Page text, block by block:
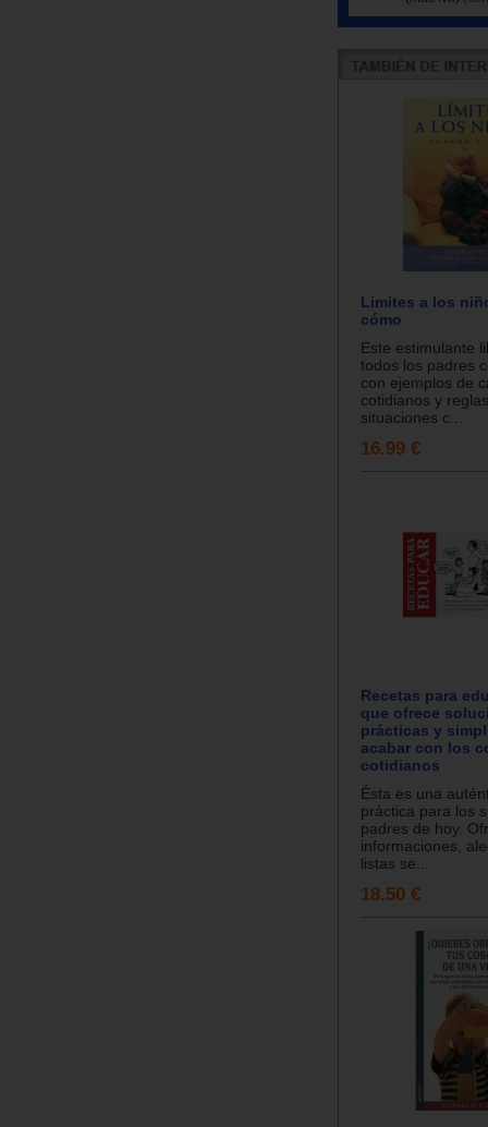
Limites a los
cómo
Este estimulante
todos los padres
con ejemplos de
cotidianos y
situaciones c...
16.99 €
Recetas para
que ofrece
prácticas y
acabar con los
cotidianos
Ésta es una
práctica para los
padres de hoy.
informaciones,
listas se...
18.50 €